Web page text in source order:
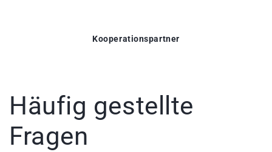
Kooperationspartner
Häufig gestellte
Fragen